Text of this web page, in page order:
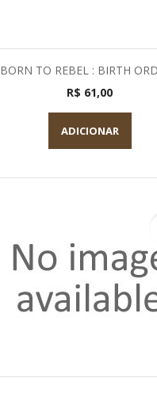
BORN TO REBEL : BIRTH
R$ 61,00
ADICIONAR